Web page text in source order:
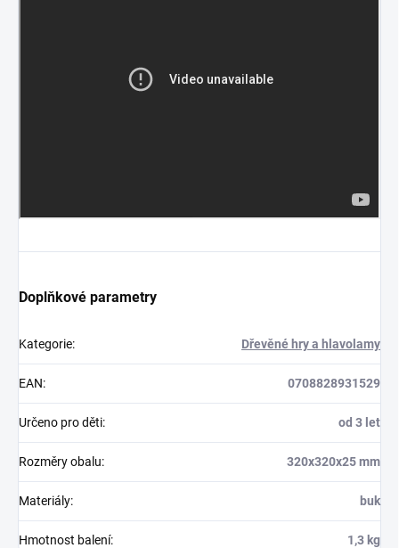
Doplňkové parametry
Kategorie: Dřevěné hry a hlavolamy
EAN: 0708828931529
Určeno pro děti: od 3 let
Rozměry obalu: 320x320x25 mm
Materiály: buk
Hmotnost balení: 1,3 kg